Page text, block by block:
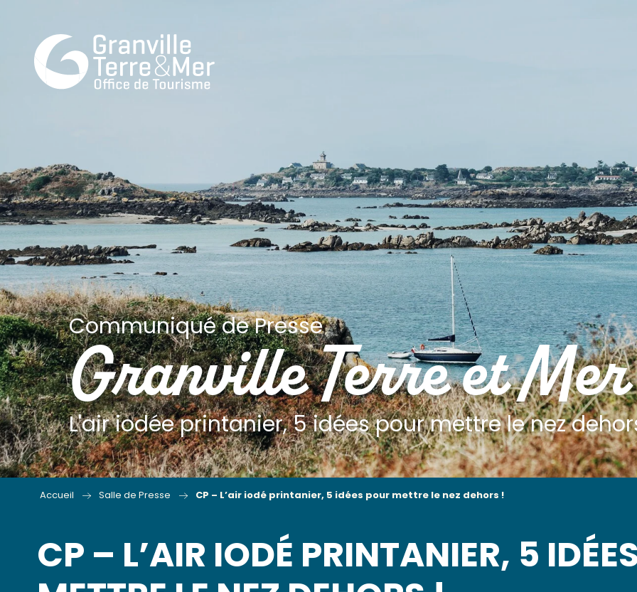
Communiqué de Presse
Granville Terre et Mer
L'air iodée printanier, 5 idées pour mettre le nez
Accueil Salle de Presse CP – L’air iodé printanier, 5 idées pour mettre le nez dehors !
CP – L’AIR IODÉ PRINTANIER, 5